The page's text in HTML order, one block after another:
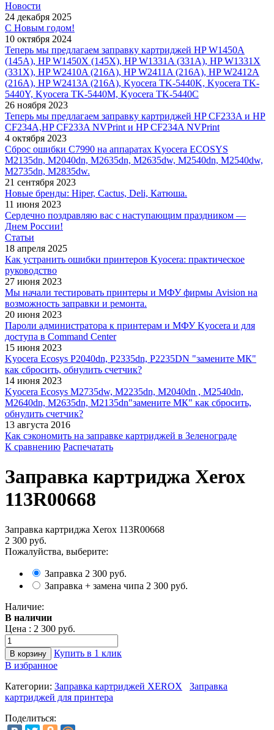
Новости
24 декабря 2025
С Новым годом!
10 октября 2024
Теперь мы предлагаем заправку картриджей HP W1450A
(145A), HP W1450X (145X), HP W1331A (331A), HP W1331X
(331X), HP W2410A (216A), HP W2411A (216A), HP W2412A
(216A), HP W2413A (216A), Kyocera TK-5440K, Kyocera TK-
5440Y, Kyocera TK-5440M, Kyocera TK-5440C
26 ноября 2023
Теперь мы предлагаем заправку картриджей HP CF233A и HP
CF234A,HP CF233A NVPrint и HP CF234A NVPrint
4 октября 2023
Сброс ошибки С7990 на аппаратах Kyocera ECOSYS
M2135dn, M2040dn, M2635dn, M2635dw, M2540dn, M2540dw,
M2735dn, M2835dw.
21 сентября 2023
Новые бренды: Hiper, Cactus, Deli, Катюша.
11 июня 2023
Сердечно поздравляю вас с наступающим праздником —
Днем России!
Статьи
18 апреля 2025
Как устранить ошибки принтеров Kyocera: практическое
руководство
27 июня 2023
Мы начали тестировать принтеры и МФУ фирмы Avision на
возможность заправки и ремонта.
20 июня 2023
Пароли администратора к принтерам и МФУ Kyocera и для
доступа в Command Center
15 июня 2023
Kyocera Ecosys P2040dn, P2335dn, P2235DN "замените МК"
как сбросить, обнулить счетчик?
14 июня 2023
Kyocera Ecosys M2735dw, M2235dn, M2040dn , M2540dn,
M2640dn, M2635dn, M2135dn"замените МК" как сбросить,
обнулить счетчик?
13 августа 2016
Как сэкономить на заправке картриджей в Зеленограде
К сравнению Распечатать
Заправка картриджа Xerox
113R00668
Заправка картриджа Xerox 113R00668
2 300 руб.
Пожалуйства, выберите:
Заправка 2 300 руб.
Заправка + замена чипа 2 300 руб.
Наличие:
В наличии
Цена : 2 300 руб.
Купить в 1 клик
В избранное
Категории: Заправка картриджей XEROX
Заправка
картриджей для принтера
Поделиться: